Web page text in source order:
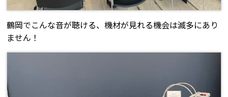
鶴岡でこんな音が聴ける、機材が見れる機会は滅多にあり
ません！